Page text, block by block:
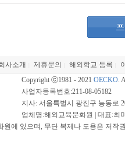
사소개 제휴문의 해외학교 등록
Copyright ⓒ1981 - 2021 OECKO.
사업자등록번호:211-08-05182
지사: 서울특별시 광진구 능동로
업체명:해외교육문화원 | 대표:최
에 있으며, 무단 복제나 도용은 저